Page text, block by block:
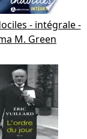
- intégrale -
M. Green